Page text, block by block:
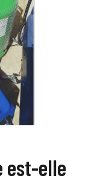
est-elle